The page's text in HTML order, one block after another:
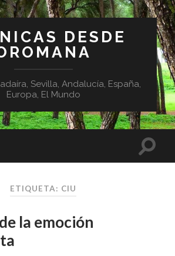
DESDE
Sevilla, Andalucía, España,
Europa, El Mundo
ETIQUETA: CIU
la emoción